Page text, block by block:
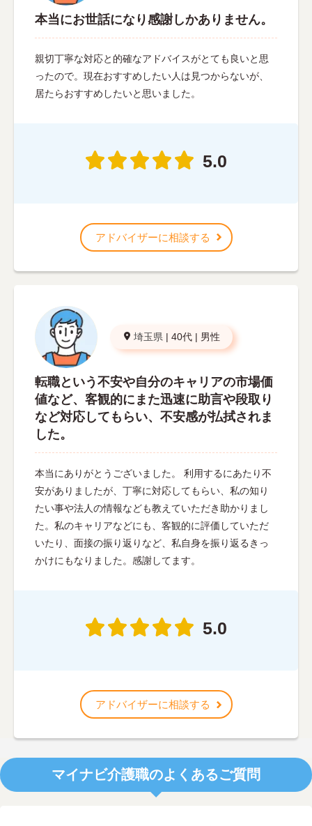
本当にお世話になり感謝しかありません。
親切丁寧な対応と的確なアドバイスがとても良いと思
ったので。現在おすすめしたい人は見つからないが、
居たらおすすめしたいと思いました。
5.0
アドバイザーに相談する
埼玉県 | 40代 | 男性
転職という不安や自分のキャリアの市場価
値など、客観的にまた迅速に助言や段取り
など対応してもらい、不安感が払拭されま
した。
本当にありがとうございました。 利用するにあたり不
安がありましたが、丁寧に対応してもらい、私の知り
たい事や法人の情報なども教えていただき助かりまし
た。私のキャリアなどにも、客観的に評価していただ
いたり、面接の振り返りなど、私自身を振り返るきっ
かけにもなりました。感謝してます。
5.0
アドバイザーに相談する
マイナビ介護職のよくあるご質問